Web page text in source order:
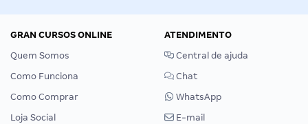
GRAN CURSOS ONLINE
Quem Somos
Como Funciona
Como Comprar
Loja Social
ATENDIMENTO
Central de ajuda
Chat
WhatsApp
E-mail